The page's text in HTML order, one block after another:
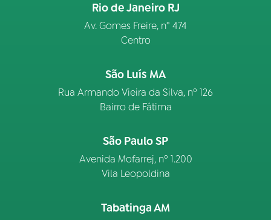
Rio de Janeiro RJ
Av. Gomes Freire, n° 474
Centro
São Luís MA
Rua Armando Vieira da Silva, nº 126
Bairro de Fátima
São Paulo SP
Avenida Mofarrej, nº 1.200
Vila Leopoldina
Tabatinga AM